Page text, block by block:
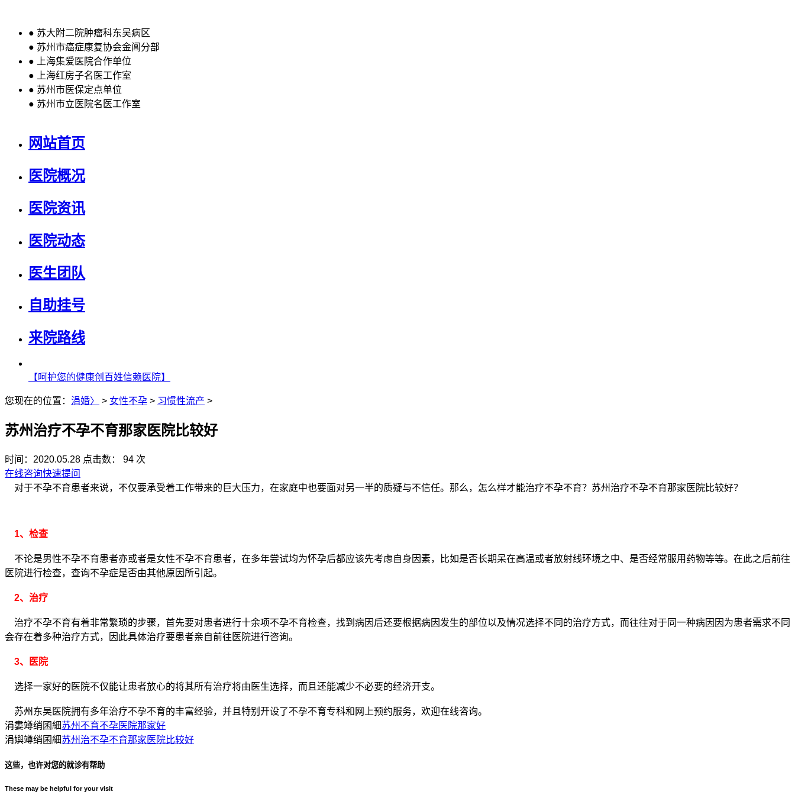
● 苏大附二院肿瘤科东吴病区
● 苏州市癌症康复协会金阊分部
● 上海集爱医院合作单位
● 上海红房子名医工作室
● 苏州市医保定点单位
● 苏州市立医院名医工作室
网站首页
医院概况
医院资讯
医院动态
医生团队
自助挂号
来院路线
【呵护您的健康创百姓信赖医院】
您现在的位置： 涓婚〉 > 女性不孕 > 习惯性流产 >
苏州治疗不孕不育那家医院比较好
时间：2020.05.28 点击数： 94 次
在线咨询快速提问
对于不孕不育患者来说，不仅要承受着工作带来的巨大压力，在家庭中也要面对另一半的质疑与不信任。那么，怎么样才能治疗不孕不育？苏州治疗不孕不育那家医院比较好？
1、检查
不论是男性不孕不育患者亦或者是女性不孕不育患者，在多年尝试均为怀孕后都应该先考虑自身因素，比如是否长期呆在高温或者放射线环境之中、是否经常服用药物等等。在此之后前往
医院进行检查，查询不孕症是否由其他原因所引起。
2、治疗
治疗不孕不育有着非常繁琐的步骤，首先要对患者进行十余项不孕不育检查，找到病因后还要根据病因发生的部位以及情况选择不同的治疗方式，而往往对于同一种病因因为患者需求不同
会存在着多种治疗方式，因此具体治疗要患者亲自前往医院进行咨询。
3、医院
选择一家好的医院不仅能让患者放心的将其所有治疗将由医生选择，而且还能减少不必要的经济开支。
苏州东吴医院拥有多年治疗不孕不育的丰富经验，并且特别开设了不孕不育专科和网上预约服务，欢迎在线咨询。
涓婁竴绡囷細苏州不育不孕医院那家好
涓嬩竴绡囷細苏州治不孕不育那家医院比较好
这些，也许对您的就诊有帮助
These may be helpful for your visit